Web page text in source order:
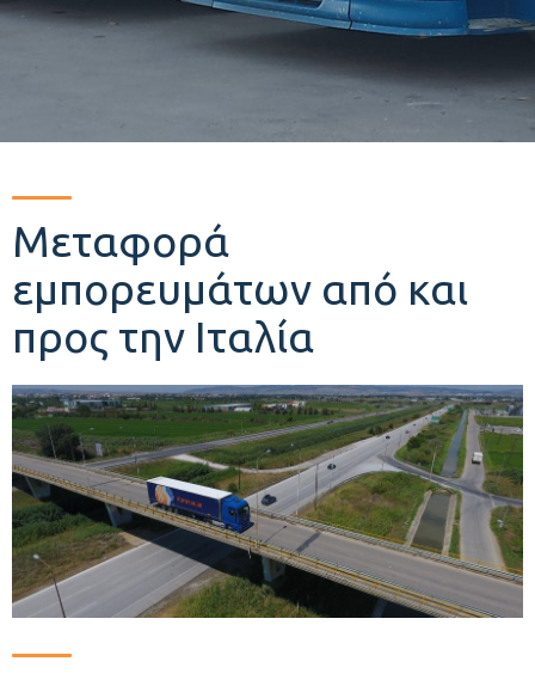
Μεταφορά
εμπορευμάτων από και
προς την Ιταλία